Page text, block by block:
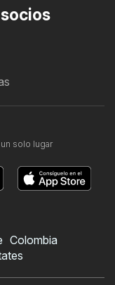
solo lugar
Colombia